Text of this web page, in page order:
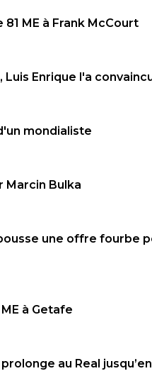
ME à Frank McCourt
Luis Enrique l'a
mondialiste
Marcin Bulka
une offre fourbe
à Getafe
au Real